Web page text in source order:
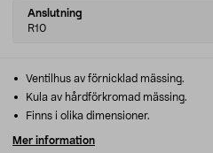
Select
variant
Anslutning
R10
Ventilhus av förnicklad mässing.
Kula av hårdförkromad mässing.
Finns i olika dimensioner.
Mer information